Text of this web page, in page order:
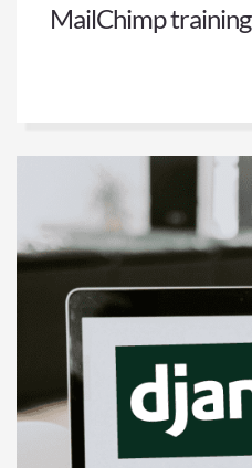
MailChimp training